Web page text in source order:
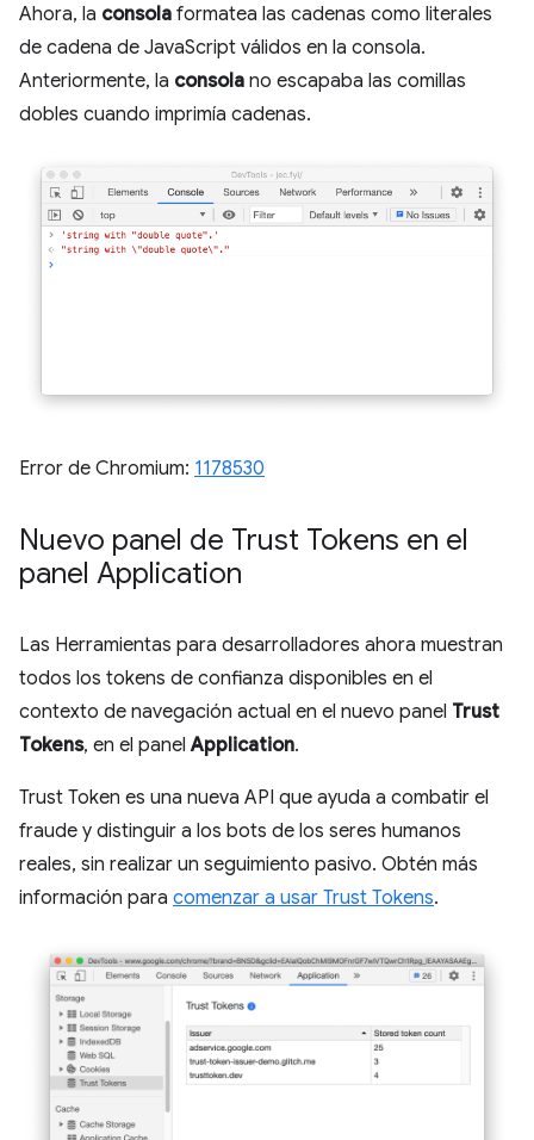
Ahora, la consola formatea las cadenas como literales
de cadena de JavaScript válidos en la consola.
Anteriormente, la consola no escapaba las comillas
dobles cuando imprimía cadenas.
Error de Chromium: 1178530
Nuevo panel de Trust Tokens en el
panel Application
Las Herramientas para desarrolladores ahora muestran
todos los tokens de confianza disponibles en el
contexto de navegación actual en el nuevo panel Trust
Tokens, en el panelApplication.
Trust Token es una nueva API que ayuda a combatir el
fraude y distinguir a los bots de los seres humanos
reales, sin realizar un seguimiento pasivo. Obtén más
información para comenzar a usar Trust Tokens.